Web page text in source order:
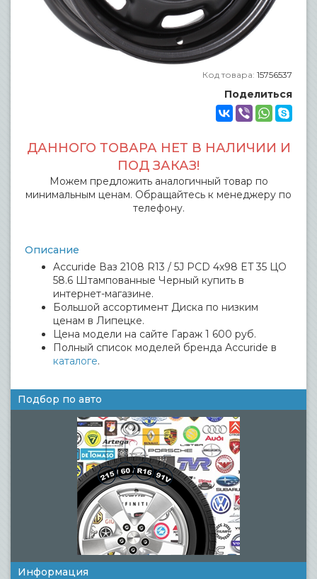
Код товара: 15756537
Поделиться
ДАННОГО ТОВАРА НЕТ В НАЛИЧИИ И
ПОД ЗАКАЗ!
Можем предложить аналогичный товар по
минимальным ценам. Обращайтесь к менеджеру по
телефону.
Описание
Accuride Ваз 2108 R13 / 5J PCD 4x98 ET 35 ЦО
58.6 Штампованные Черный купить в
интернет-магазине.
Большой ассортимент Диска по низким
ценам в Липецке.
Цена модели на сайте Гараж 1 600 руб.
Полный список моделей бренда Accuride в
каталоге.
Подбор по авто
Информация